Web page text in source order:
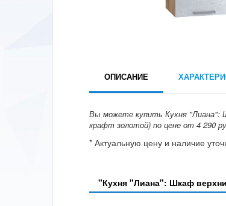
ОПИСАНИЕ
Вы можете купить Кухня "Лиана":
крафт золотой) по цене от 4 290
* Актуальную цену и наличие
"Кухня "Лиана": Шкаф